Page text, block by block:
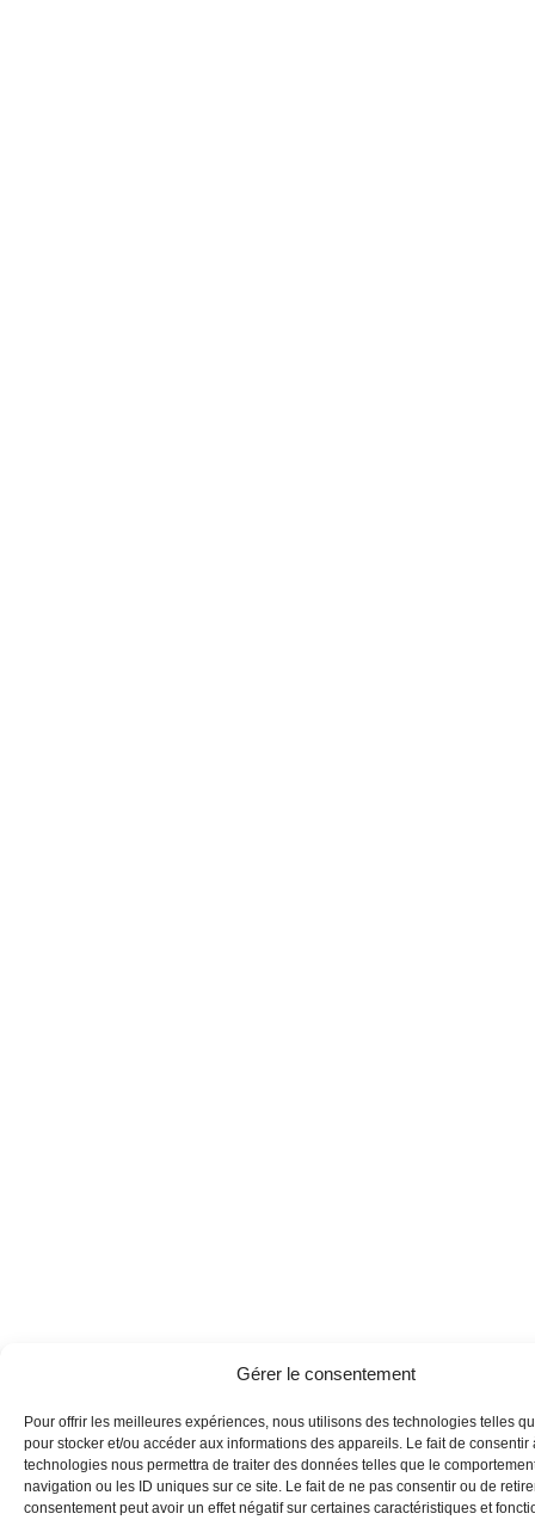
Gérer le consentement
Pour offrir les meilleures expériences, nous utilisons des technologies telles
pour stocker et/ou accéder aux informations des appareils. Le fait de consentir
technologies nous permettra de traiter des données telles que le
navigation ou les ID uniques sur ce site. Le fait de ne pas consentir ou de
consentement peut avoir un effet négatif sur certaines caractéristiques et